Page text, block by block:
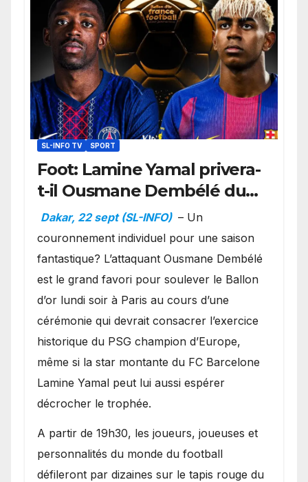
SL-INFO TV SPORT
Foot: Lamine Yamal privera-
t-il Ousmane Dembélé du
Ballon d’or ?
Dakar, 22 sept (SL-INFO) – Un
couronnement individuel pour une saison
fantastique? L’attaquant Ousmane Dembélé
est le grand favori pour soulever le Ballon
d’or lundi soir à Paris au cours d’une
cérémonie qui devrait consacrer l’exercice
historique du PSG champion d’Europe,
même si la star montante du FC Barcelone
Lamine Yamal peut lui aussi espérer
décrocher le trophée.
A partir de 19h30, les joueurs, joueuses et
personnalités du monde du football
défileront par dizaines sur le tapis rouge du